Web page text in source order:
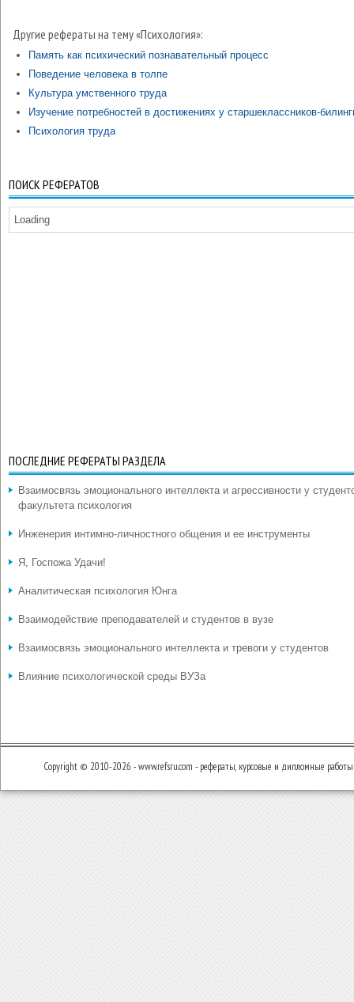
Другие рефераты на тему «Психология»:
Память как психический познавательный процесс
Поведение человека в толпе
Культура умственного труда
Изучение потребностей в достижениях у старшеклассников-
Психология труда
ПОИСК РЕФЕРАТОВ
Loading
ПОСЛЕДНИЕ РЕФЕРАТЫ РАЗДЕЛА
Взаимосвязь эмоционального интеллекта и агрессивности у
факультета психология
Инженерия интимно-личностного общения и ее инструменты
Я, Госпожа Удачи!
Аналитическая психология Юнга
Взаимодействие преподавателей и студентов в вузе
Взаимосвязь эмоционального интеллекта и тревоги у студентов
Влияние психологической среды ВУЗа
Copyright © 2010-2026 - www.refsru.com - рефераты, курсовые и дипломные работы